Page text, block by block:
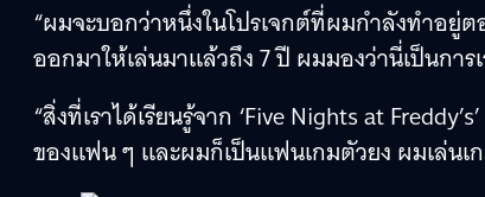
“ผมจะบอกว่าหนึ่งในโปรเจกต์ที่ผมกำลังทำอยู่
ออกมาให้เล่นมาแล้วถึง 7 ปี ผมมองว่านี่เป็นกา
“สิ่งที่เราได้เรียนรู้จาก ‘Five Nights at
ของแฟน ๆ และผมก็เป็นแฟนเกมตัวยง ผมเล่นเ